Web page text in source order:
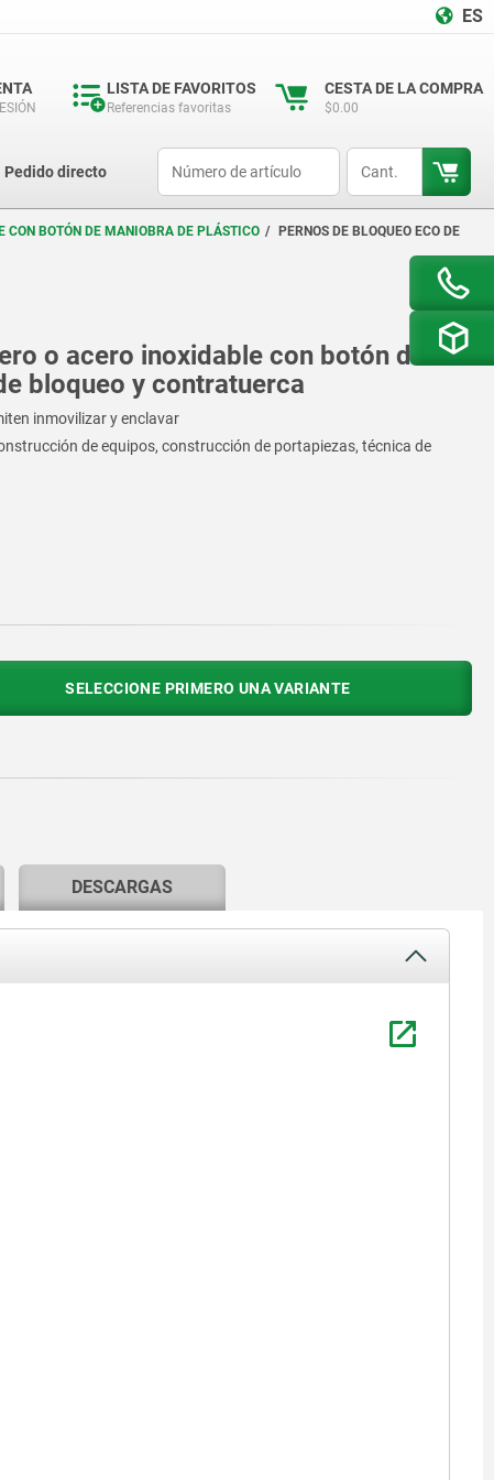
ES
LISTA DE FAVORITOS
Referencias favoritas
CESTA DE LA COMPRA
$0.00
Pedido directo
CON BOTÓN DE MANIOBRA DE PLÁSTICO
PERNOS DE BLOQUEO ECO DE
o acero inoxidable con botón de
bloqueo y contratuerca
inmovilizar y enclavar
de equipos, construcción de portapiezas, técnica de
SELECCIONE PRIMERO UNA VARIANTE
DESCARGAS